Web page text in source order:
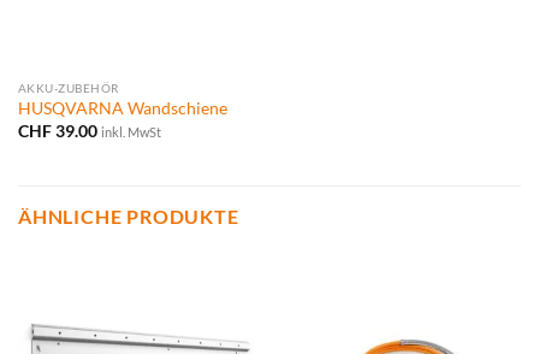
AKKU-ZUBEHÖR
HUSQVARNA Wandschiene
CHF39.00 inkl. MwSt
ÄHNLICHE PRODUKTE